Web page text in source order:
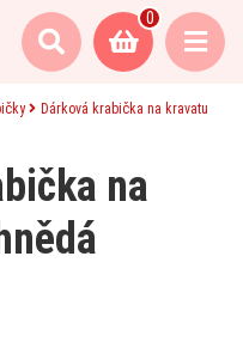
0
Dárková krabička na kravatu
na